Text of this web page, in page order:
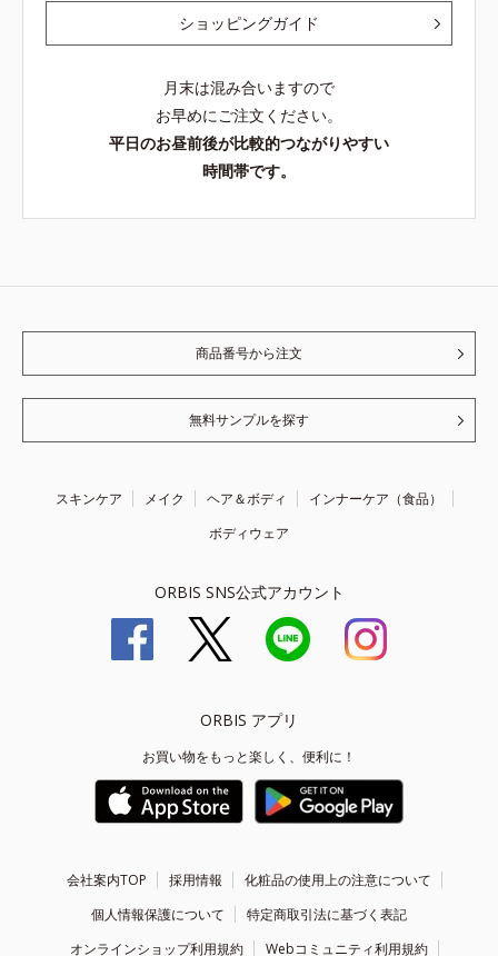
ショッピングガイド
月末は混み合いますので
お早めにご注文ください。
平日のお昼前後が比較的つながりやすい
時間帯です。
商品番号から注文
無料サンプルを探す
スキンケア メイク ヘア＆ボディ
インナーケア（食品）
ボディウェア
ORBIS SNS公式アカウント
ORBIS アプリ
お買い物をもっと楽しく、便利に！
会社案内TOP 採用情報
化粧品の使用上の注意について
個人情報保護について
特定商取引法に基づく表記
オンラインショップ利用規約
Webコミュニティ利用規約